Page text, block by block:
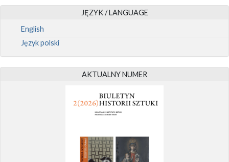
JĘZYK / LANGUAGE
English
Język polski
AKTUALNY NUMER